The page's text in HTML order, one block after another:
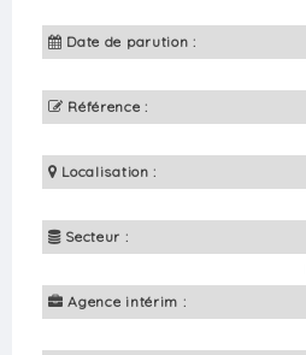
Date de parution :
Référence :
Localisation :
Secteur :
Agence intérim :